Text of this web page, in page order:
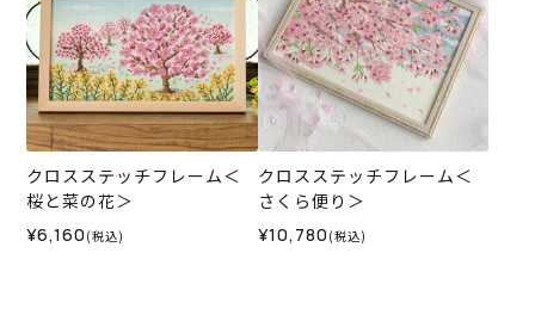
クロスステッチフレーム＜
桜と菜の花＞
¥6,160 (税込)
クロスステッチフレーム＜
さくら便り＞
¥10,780 (税込)